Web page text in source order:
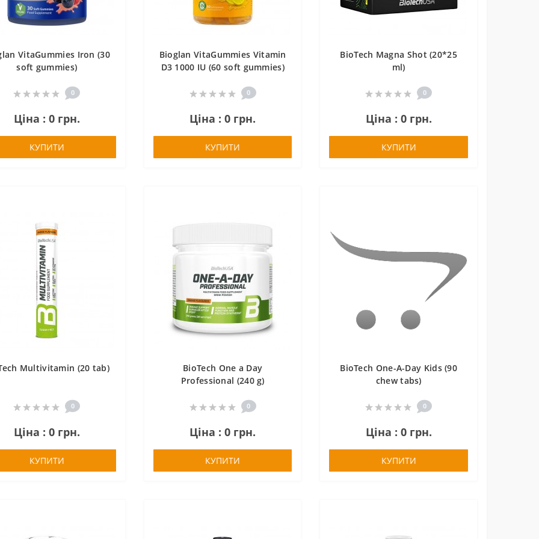
VitaGummies Iron (30
soft gummies)
0
Ціна : 0 грн.
КУПИТИ
Bioglan VitaGummies Vitamin
D3 1000 IU (60 soft gummies)
0
Ціна : 0 грн.
КУПИТИ
BioTech Magna Shot (20*25
ml)
0
Ціна : 0 грн.
КУПИТИ
Multivitamin (20 tab)
0
Ціна : 0 грн.
КУПИТИ
BioTech One a Day
Professional (240 g)
0
Ціна : 0 грн.
КУПИТИ
BioTech One-A-Day Kids (90
chew tabs)
0
Ціна : 0 грн.
КУПИТИ